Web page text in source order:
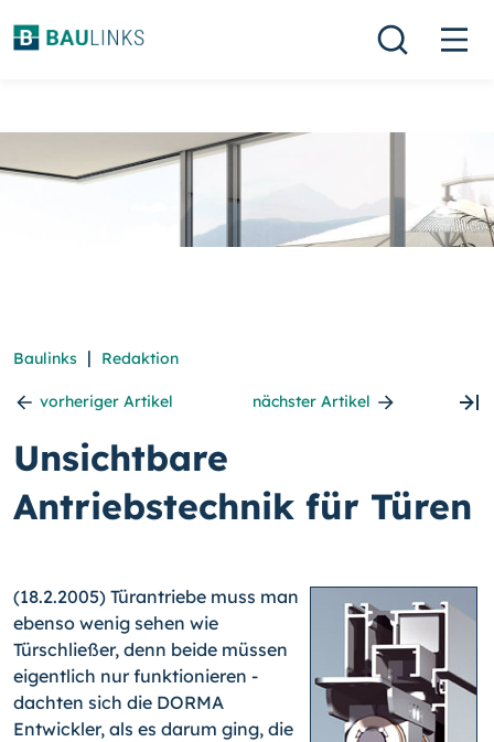
Baulinks | Redaktion
vorheriger Artikel nächster Artikel
Unsichtbare
Antriebstechnik für Türen
(18.2.2005) Türantriebe muss man
ebenso wenig sehen wie
Türschließer, denn beide müssen
eigentlich nur funktionieren -
dachten sich die DORMA
Entwickler, als es darum ging, die